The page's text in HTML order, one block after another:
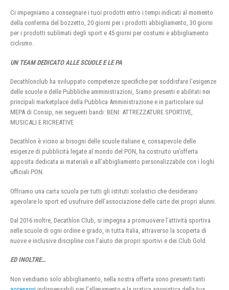
Ci impegniamo a consegnare i tuoi prodotti entro i tempi indicati al momento
della conferma del bozzetto, 20 giorni per i prodotti abbigliamento, 30 giorni
per i prodotti sublimati degli sport e 45 giorni per costumi e abbigliamento
ciclismo.
UN TEAM DEDICATO ALLE SCUOLE E LE PA
Decathlonclub ha sviluppato competenze specifiche per soddisfare l’esigenze
delle scuole e delle Pubbliche amministrazioni, Siamo presenti e abilitati nei
principali marketplace della Pubblica Amministrazione e in particolare sul
MEPA di Consip, nei seguenti bandi: BENI: ATTREZZATURE SPORTIVE,
MUSICALI E RICREATIVE
Decathlon è vicino ai bisogni delle scuole italiane e, consapevole delle
esigenze di pubblicità legate al mondo del PON, ha costruito un’offerta
apposita dedicata ai materiali e all’abbigliamento personalizzabile con i loghi
ufficiali PON.
Offriamo una carta scuola per tutti gli istituti scolastici che desiderano
agevolare lo sport ed usufruire dell’associazione delle carte dei propri alunni.
Dal 2016 inoltre, Decathlon Club, si impegna a promuovere l’attività sportiva
nelle scuole di ogni ordine e grado, in tutta Italia, attraverso la scoperta di
nuove e inclusive discipline con l’aiuto dei propri sportivi e dei Club Gold.
ED INOLTRE…
Non vendiamo solo abbigliamento, nella nostra offerta sono presenti tanti